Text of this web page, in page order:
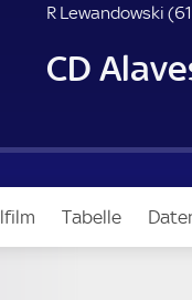
R Lewandowski (
CD
Tabelle